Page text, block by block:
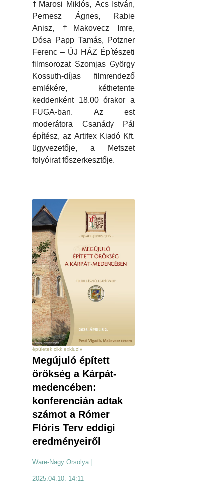
†Marosi Miklós, Ács István,
Pernesz Ágnes, Rabie
Anisz, †Makovecz Imre,
Dósa Papp Tamás, Potzner
Ferenc – ÚJ HÁZ Építészeti
filmsorozat Szomjas György
Kossuth-díjas filmrendező
emlékére, kéthetente
keddenként 18.00 órakor a
FUGA-ban. Az est
moderátora Csanády Pál
építész, az Artifex Kiadó Kft.
ügyvezetője, a Metszet
folyóirat főszerkesztője.
épületek cikk exkluzív
Megújuló épített
örökség a Kárpát-
medencében:
konferencián adtak
számot a Rómer
Flóris Terv eddigi
eredményeiről
Ware-Nagy Orsolya |
2025.04.10. 14:11